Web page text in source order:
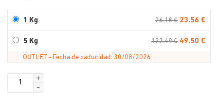
1 Kg 26.18 € 23.56 €
5 Kg 122.49 € 49.50 €
OUTLET - Fecha de caducidad: 30/08/2026
+
-